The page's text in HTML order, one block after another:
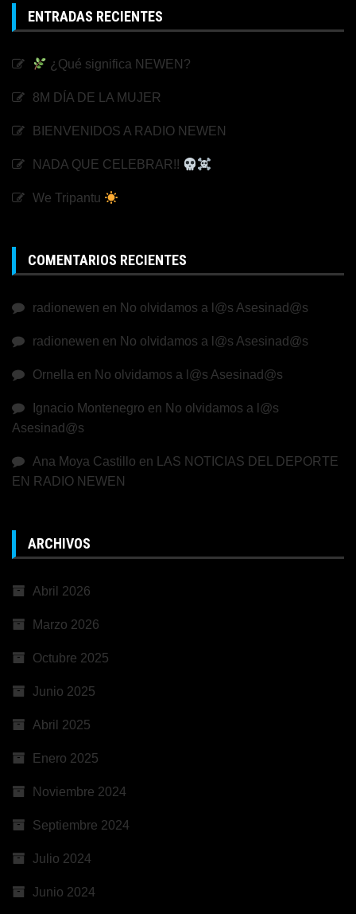
ENTRADAS RECIENTES
¿Qué significa NEWEN?
8M DÍA DE LA MUJER
BIENVENIDOS A RADIO NEWEN
NADA QUE CELEBRAR!!
We Tripantu
COMENTARIOS RECIENTES
radionewen en No olvidamos a l@s Asesinad@s
radionewen en No olvidamos a l@s Asesinad@s
Ornella en No olvidamos a l@s Asesinad@s
Ignacio Montenegro en No olvidamos a l@s
Asesinad@s
Ana Moya Castillo en
LAS NOTICIAS DEL DEPORTE
EN RADIO NEWEN
ARCHIVOS
Abril 2026
Marzo 2026
Octubre 2025
Junio 2025
Abril 2025
Enero 2025
Noviembre 2024
Septiembre 2024
Julio 2024
Junio 2024